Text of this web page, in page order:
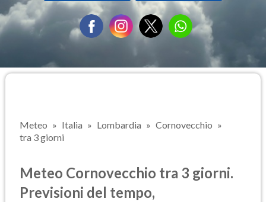
Meteo Italia Lombardia
Cornovecchio
tra 3 giorni
Meteo Cornovecchio tra 3 giorni.
Previsioni del tempo,